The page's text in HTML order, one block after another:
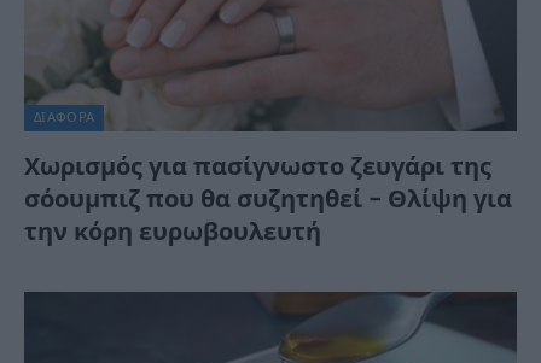
ΔΙΆΦΟΡΑ
Χωρισμός για πασίγνωστο ζευγάρι της
σόουμπιζ που θα συζητηθεί – Θλίψη για
την κόρη ευρωβουλευτή